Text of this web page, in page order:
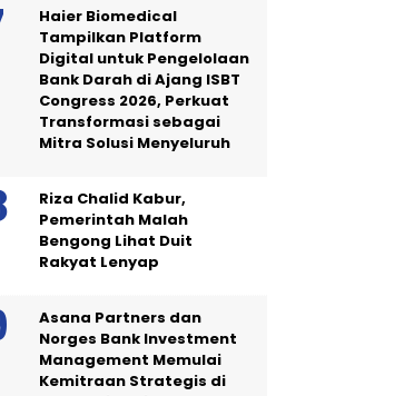
Haier Biomedical
Tampilkan Platform
Digital untuk Pengelolaan
Bank Darah di Ajang ISBT
Congress 2026, Perkuat
Transformasi sebagai
Mitra Solusi Menyeluruh
Riza Chalid Kabur,
Pemerintah Malah
Bengong Lihat Duit
Rakyat Lenyap
Asana Partners dan
Norges Bank Investment
Management Memulai
Kemitraan Strategis di